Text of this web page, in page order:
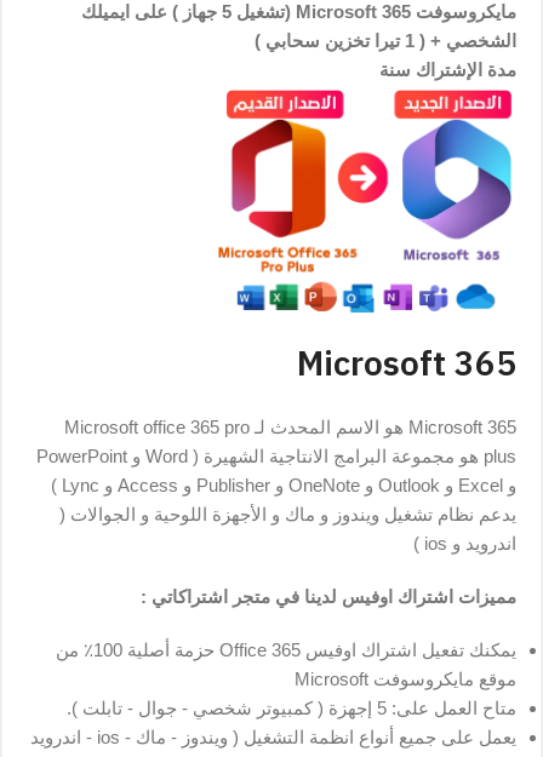
مايكروسوفت Microsoft 365 (تشغيل 5 جهاز ) على ايميلك
الشخصي + ( 1 تيرا تخزين سحابي )
مدة الإشتراك سنة
Microsoft 365
Microsoft 365 هو الاسم المحدث لـ Microsoft office 365 pro
plus هو مجموعة البرامج الانتاجية الشهيرة ( Word و PowerPoint
و Excel و Outlook و OneNote و Publisher و Access و Lync )
يدعم نظام تشغيل ويندوز و ماك و الأجهزة اللوحية و الجوالات (
اندرويد و ios )
مميزات اشتراك اوفيس لدينا في متجر اشتراكاتي :
يمكنك تفعيل اشتراك اوفيس 365 Office حزمة أصلية 100٪ من
موقع مايكروسوفت Microsoft
متاح العمل على: 5 إجهزة ( كمبيوتر شخصي - جوال - تابلت ).
يعمل على جميع أنواع انظمة التشغيل ( ويندوز - ماك - ios - اندرويد